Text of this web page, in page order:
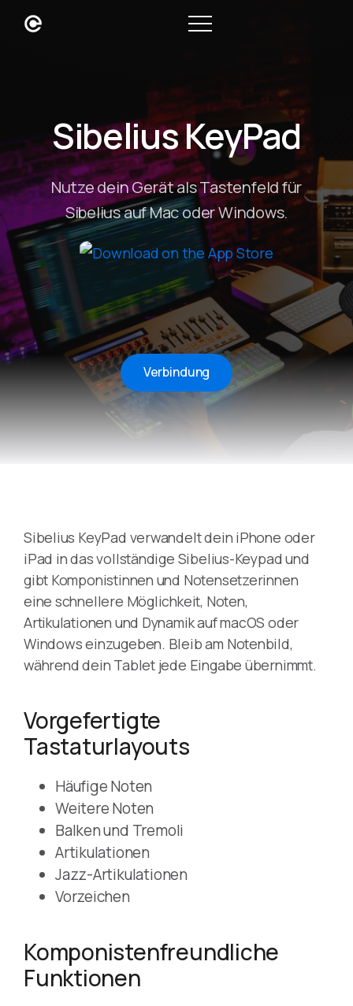
Sibelius KeyPad
Nutze dein Gerät als Tastenfeld für
Sibelius auf Mac oder Windows.
Verbindung
Sibelius KeyPad verwandelt dein iPhone oder
iPad in das vollständige Sibelius-Keypad und
gibt Komponistinnen und Notensetzerinnen
eine schnellere Möglichkeit, Noten,
Artikulationen und Dynamik auf macOS oder
Windows einzugeben. Bleib am Notenbild,
während dein Tablet jede Eingabe übernimmt.
Vorgefertigte
Tastaturlayouts
Häufige Noten
Weitere Noten
Balken und Tremoli
Artikulationen
Jazz-Artikulationen
Vorzeichen
Komponistenfreundliche
Funktionen